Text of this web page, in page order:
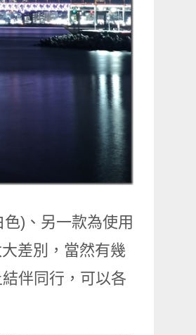
)、另一款為使用
差別，當然有幾
伴同行，可以各